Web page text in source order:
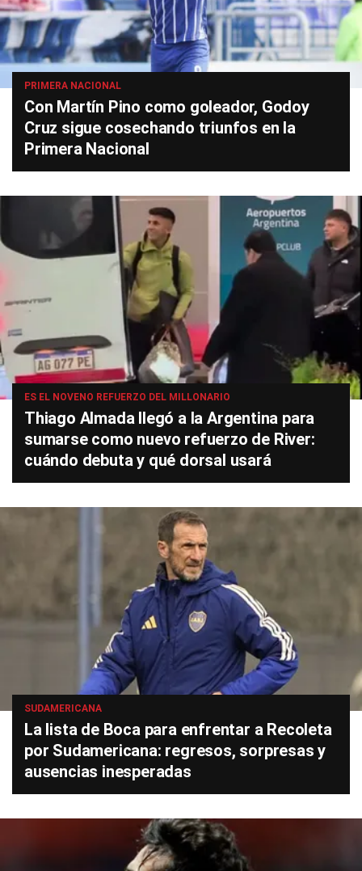
PRIMERA NACIONAL
Con Martín Pino como goleador, Godoy
Cruz sigue cosechando triunfos en la
Primera Nacional
ES EL NOVENO REFUERZO DEL MILLONARIO
Thiago Almada llegó a la Argentina para
sumarse como nuevo refuerzo de River:
cuándo debuta y qué dorsal usará
SUDAMERICANA
La lista de Boca para enfrentar a Recoleta
por Sudamericana: regresos, sorpresas y
ausencias inesperadas